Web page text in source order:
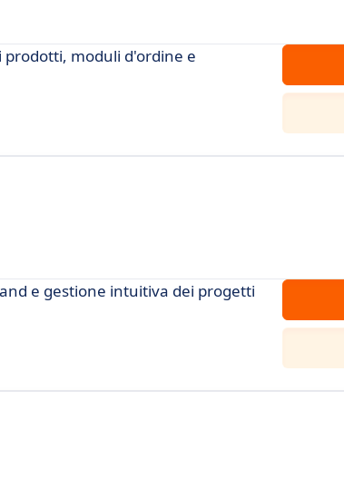
moduli d'ordine e
e gestione intuitiva dei progetti